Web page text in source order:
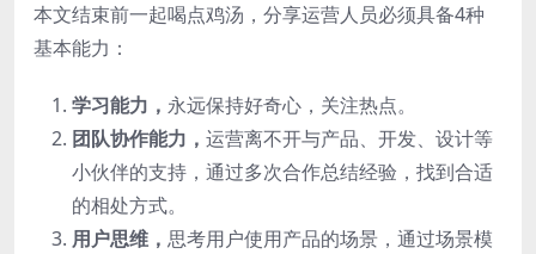
本文结束前一起喝点鸡汤，分享运营人员必须具备4种
基本能力：
学习能力， 永远保持好奇心，关注热点。
团队协作能力， 运营离不开与产品、开发、设计等
小伙伴的支持，通过多次合作总结经验，找到合适
的相处方式。
用户思维， 思考用户使用产品的场景，通过场景模